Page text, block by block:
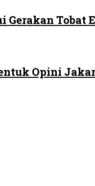
Gerakan Tobat
Opini